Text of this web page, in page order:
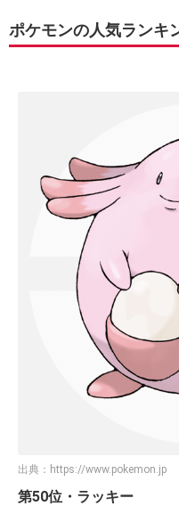
ポケモンの人気ランキ
出典： https://www.pokemon.jp
第50位・ラッキー